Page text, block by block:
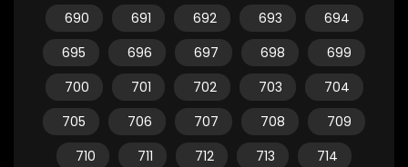
690
691 692 693
694
695
696 697 698
699
700
701 702 703
704
705
706 707 708
709
710
711 712 713
714